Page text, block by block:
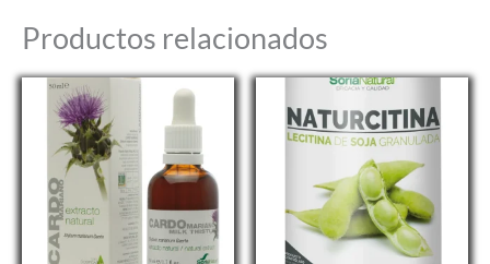
Productos relacionados